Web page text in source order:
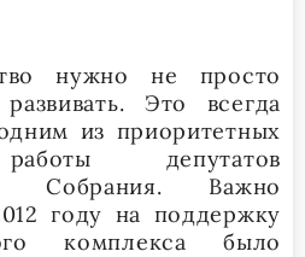
нужно не просто
Это всегда
из приоритетных
депутатов
Собрания. Важно
году на поддержку
комплекса было